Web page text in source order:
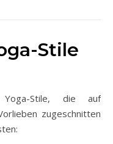
Stile
Stile, die auf
zugeschnitten